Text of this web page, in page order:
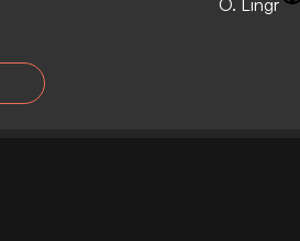
O. Lingr